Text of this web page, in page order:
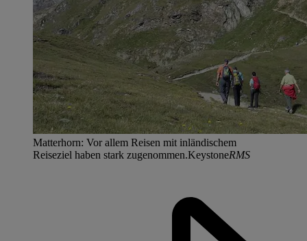
Matterhorn: Vor allem Reisen mit inländischem
Reiseziel haben stark zugenommen.KeystoneRMS